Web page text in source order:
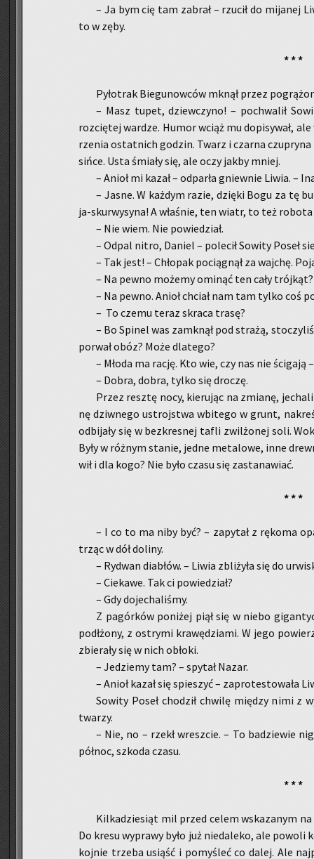
– Ja bym cię tam za­brał – rzu­cił do mi­ja­nej
to w zęby.
* * *
Py­ło­trak Bie­gu­now­ców mknął przez
– Masz tupet, dziew­czy­no! – po­chwa­lił
roz­cię­tej war­dze. Humor wciąż mu do­pi­sy­wał,
rze­nia ostat­nich go­dzin. Twarz i czar­na czu­pry­na
sińce. Usta śmia­ły się, ale oczy jakby mniej.
– Anioł mi kazał – od­par­ła gniew­nie Liwia. –
– Jasne. W każ­dym razie, dzię­ki Bogu za tę
ja-skur­wy­sy­na! A wła­śnie, ten wiatr, to też
– Nie wiem. Nie po­wie­dział.
– Odpal nitro, Da­niel – po­le­cił So­wi­ty Poseł
– Tak jest! – Chło­pak po­cią­gnął za waj­chę.
– Na pewno mo­że­my omi­nąć ten cały trój­kąt?
– Na pewno. Anioł chciał nam tam tylko coś
– To czemu teraz skra­ca trasę?
– Bo Spi­nel was za­mknął pod stra­żą,
po­rwał obóz? Może dla­te­go?
– Młoda ma rację. Kto wie, czy nas nie ści­ga­ją
– Dobra, dobra, tylko się dro­czę.
Przez resz­tę nocy, kie­ru­jąc na zmia­nę,
nę dziw­ne­go ustroj­stwa wbi­te­go w grunt,
od­bi­ja­ły się w bez­kre­snej tafli zwil­żo­nej soli.
Były w róż­nym sta­nie, jedne me­ta­lo­we, inne
wił i dla kogo? Nie było czasu się za­sta­na­wiać.
* * *
– I co to ma niby być? – za­py­tał z rę­ko­ma
trząc w dół do­li­ny.
– Ry­dwan dia­błów. – Liwia zbli­ży­ła się do
– Cie­ka­we. Tak ci po­wie­dział?
– Gdy do­je­cha­li­śmy.
Z pa­gór­ków po­ni­żej piął się w niebo
pod­łżo­ny, z ostry­mi kra­wę­dzia­mi. W jego
zbie­ra­ły się w nich ob­ło­ki.
– Je­dzie­my tam? – spy­tał Nazar.
– Anioł kazał się spie­szyć – za­pro­te­sto­wa­ła
So­wi­ty Poseł cho­dził chwi­lę mię­dzy nimi z
twa­rzy.
– Nie, no – rzekł wresz­cie. – To ba­dzie­wie
pół­noc, szko­da czasu.
* * *
Kil­ka­dzie­siąt mil przed celem wska­za­nym
Do kresu wy­pra­wy było już nie­da­le­ko, ale po­wo­li
koj­nie trze­ba usiąść i po­my­śleć co dalej. Ale